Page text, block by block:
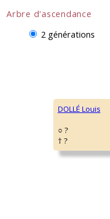
Arbre d'ascendance
2 générations
DOLLÉ Louis
○ ?
† ?